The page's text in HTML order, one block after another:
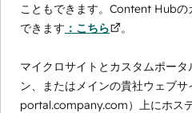
こともできます。Content Hub
できます ：こちら 。
マイクロサイトとカスタムポー
ン、またはメインの貴社ウェブサ
portal.company.com）上にホス